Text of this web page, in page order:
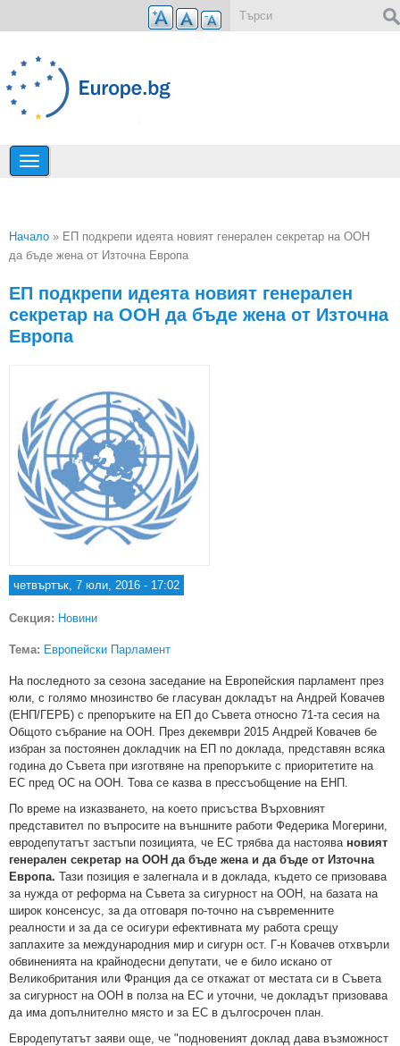
Премини към основното съдържание
Вие сте тук
Начало » ЕП подкрепи идеята новият генерален секретар на ООН
да бъде жена от Източна Европа
ЕП подкрепи идеята новият генерален
секретар на ООН да бъде жена от Източна
Европа
четвъртък, 7 юли, 2016 - 17:02
Секция: Новини
Тема: Европейски Парламент
На последното за сезона заседание на Европейския парламент през
юли, с голямо мнозинство бе гласуван докладът на Андрей Ковачев
(ЕНП/ГЕРБ) с препоръките на ЕП до Съвета относно 71-та сесия на
Общото събрание на ООН. През декември 2015 Андрей Ковачев бе
избран за постоянен докладчик на ЕП по доклада, представян всяка
година до Съвета при изготвяне на препоръките с приоритетите на
ЕС пред ОС на ООН. Това се казва в прессъобщение на ЕНП.
По време на изказването, на което присъства Върховният
представител по въпросите на външните работи Федерика Могерини,
евродепутатът застъпи позицията, че ЕС трябва да настоява новият
генерален секретар на ООН да бъде жена и да бъде от Източна
Европа. Тази позиция е залегнала и в доклада, където се призовава
за нужда от реформа на Съвета за сигурност на ООН, на базата на
широк консенсус, за да отговаря по-точно на съвременните
реалности и за да се осигури ефективната му работа срещу
заплахите за международния мир и сигурн ост. Г-н Ковачев отхвърли
обвиненията на крайнодесни депутати, че е било искано от
Великобритания или Франция да се откажат от местата си в Съвета
за сигурност на ООН в полза на ЕС и уточни, че докладът призовава
да има допълнително място и за ЕС в дългосрочен план.
Евродепутатът заяви още, че "подновеният доклад дава възможност